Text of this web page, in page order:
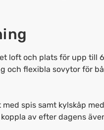
loft och plats för upp till
och flexibla sovytor för
med spis samt kylskåp
av efter dagens